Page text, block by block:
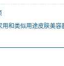
和类似用途皮肤美